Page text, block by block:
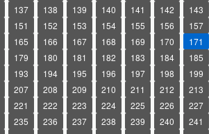
137 138 139 140 141 142
143
151 152 153 154 155 156
157
165 166 167 168 169 170
171
179 180 181 182 183 184
185
193 194 195 196 197 198
199
207 208 209 210 211 212
213
221 222 223 224 225 226
227
235 236 237 238 239 240
241